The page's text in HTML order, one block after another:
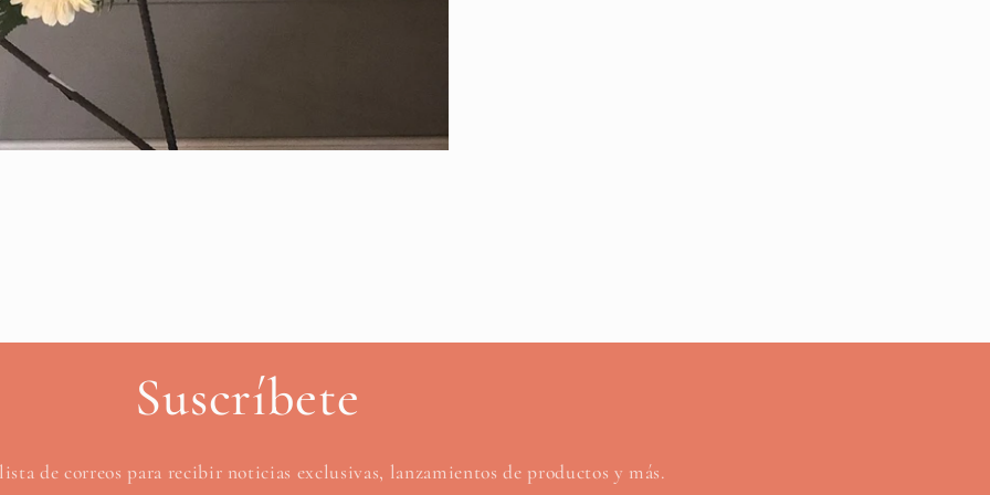
Suscríbete
de correos para recibir noticias exclusivas, lanzamientos de productos y más.